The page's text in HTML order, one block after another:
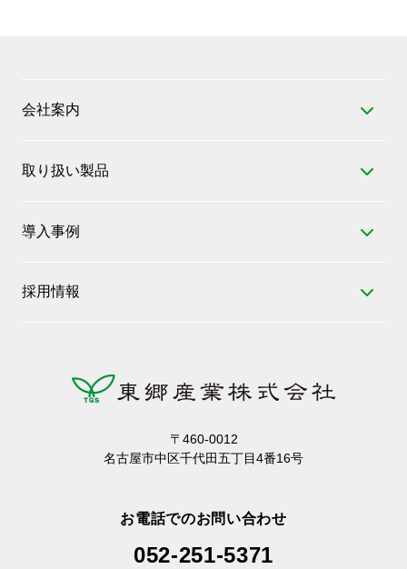
会社案内
会社概要
70周年記念サイト
取り扱い製品
工業用樹脂成形品
FAソリューション
導入事例
家庭
採用情報
数字で見る東郷産業
〒460-0012
名古屋市中区千代田五丁目4番16号
お電話でのお問い合わせ
052-251-5371